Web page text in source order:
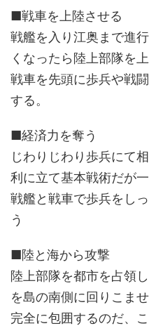
■戦車を上陸させる
戦艦を入り江奥まで進
くなったら陸上部隊を上
戦車を先頭に歩兵や戦
する。
■経済力を奪う
じわりじわり歩兵にて
利に立て基本戦術だが一
戦艦と戦車で歩兵をし
う
■陸と海から攻撃
陸上部隊を都市を占領
を島の南側に回りこませ
完全に包囲するのだ、